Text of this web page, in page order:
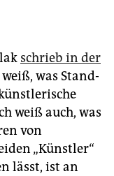
schrieb in der
was Stand-
weiß auch, was
von
„Künstler“
lässt, ist an